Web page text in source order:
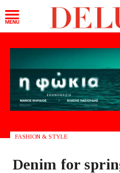
FASHION & STYLE
Denim for